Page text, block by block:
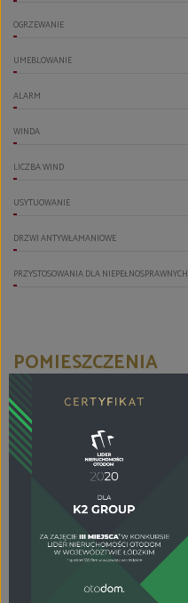
OGRZEWANIE
UMEBLOWANIE
ALARM
WINDA
LICZBA WIND
USYTUOWANIE
DRZWI ANTYWŁAMANIOWE
PRZYSTOSOWANIA DLA NIEPEŁNOSPRAWNYCH
POMIESZCZENIA
PODŁOGI POKOI
RODZAJ KUCHNI